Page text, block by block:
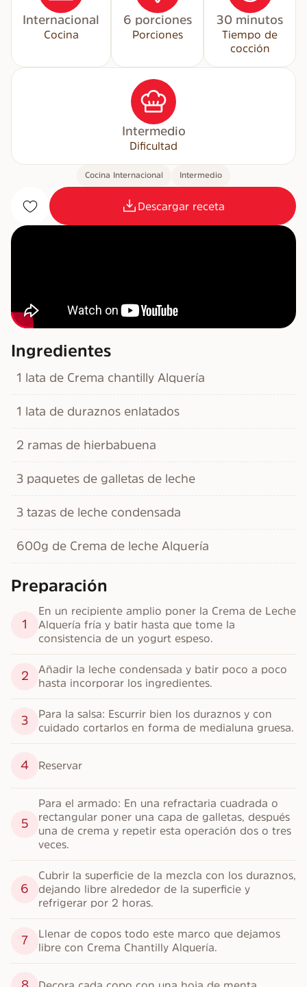
Cocina
Internacional
Porciones
6 porciones
Tiempo de
cocción
30 minutos
Dificultad
Intermedio
Cocina Internacional Intermedio
Descargar receta
Ingredientes
1 lata de Crema chantilly Alquería
1 lata de duraznos enlatados
2 ramas de hierbabuena
3 paquetes de galletas de leche
3 tazas de leche condensada
600g de Crema de leche Alquería
Preparación
1
En un recipiente amplio poner la Crema de Leche
Alquería fría y batir hasta que tome la
consistencia de un yogurt espeso.
2
Añadir la leche condensada y batir poco a poco
hasta incorporar los ingredientes.
3
Para la salsa: Escurrir bien los duraznos y con
cuidado cortarlos en forma de medialuna gruesa.
4 Reservar
5
Para el armado: En una refractaria cuadrada o
rectangular poner una capa de galletas, después
una de crema y repetir esta operación dos o tres
veces.
6
Cubrir la superficie de la mezcla con los duraznos,
dejando libre alrededor de la superficie y
refrigerar por 2 horas.
7
Llenar de copos todo este marco que dejamos
libre con Crema Chantilly Alquería.
Decora cada copo con una hoja de menta.